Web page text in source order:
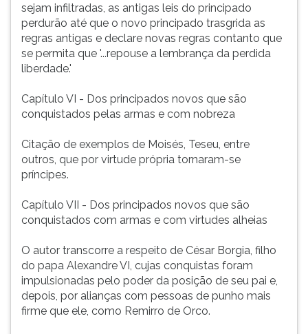
sejam infiltradas, as antigas leis do principado
perdurão até que o novo principado trasgrida as
regras antigas e declare novas regras contanto que
se permita que '...repouse a lembrança da perdida
liberdade.'
Capítulo VI - Dos principados novos que são
conquistados pelas armas e com nobreza
Citação de exemplos de Moisés, Teseu, entre
outros, que por virtude própria tornaram-se
príncipes.
Capítulo VII - Dos principados novos que são
conquistados com armas e com virtudes alheias
O autor transcorre a respeito de César Borgia, filho
do papa Alexandre VI, cujas conquistas foram
impulsionadas pelo poder da posição de seu pai e,
depois, por alianças com pessoas de punho mais
firme que ele, como Remirro de Orco.